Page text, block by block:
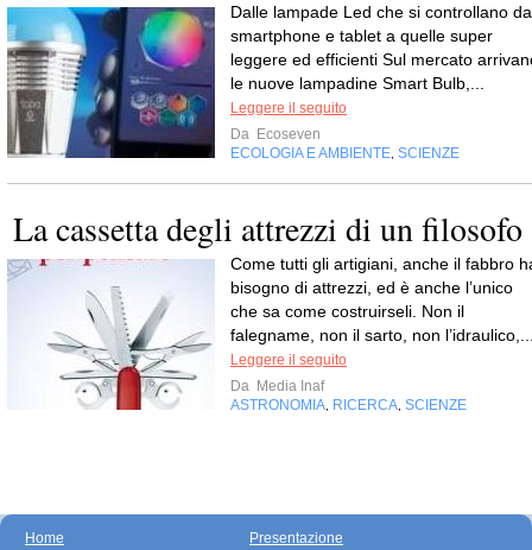
Dalle lampade Led che si controllano da
smartphone e tablet a quelle super
leggere ed efficienti Sul mercato
le nuove lampadine Smart Bulb,...
Leggere il seguito
Da Ecoseven
ECOLOGIA E AMBIENTE SCIENZE
La cassetta degli attrezzi di un filosofo
Come tutti gli artigiani, anche il fabbro
bisogno di attrezzi, ed è anche l’unico
che sa come costruirseli. Non il
falegname, non il sarto, non
Leggere il seguito
Da Media Inaf
ASTRONOMIA RICERCA SCIENZE
Home Presentazione